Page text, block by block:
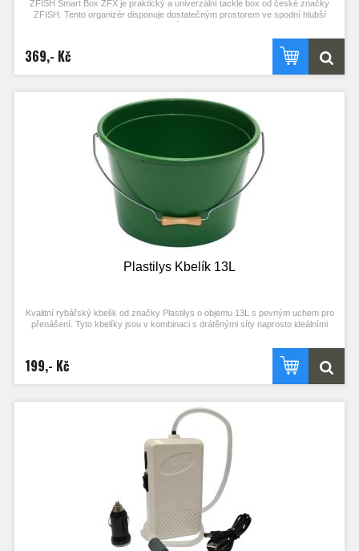
ZFISH Smart Box ZFX je praktický a univerzální tackle box od české značky
ZFISH. Tento organizér disponuje dostatečným prostorem ve spodní hlubší
vyjímatelných přepážek. Bezpečné uzavírání, nebo nechtěné otevření zajišťují
dva zavírací klipy a velice pevné panty, které dokonce dokážou udržet box
otevřený a usnadní Vám práci. Samotné víko boxu také funguje jako organizér a
se zkosenými a oblými hranami nejen skvěle vypadá, ale díky oblým tvarům je i
samotná manipulace mnohem příjemnější. Výborný dojem už jen podtrhují odolné
materiály a komponenty ve velmi elegantním, temně olivově zeleném provedení.
Díky své hloubce 6,5 cm se jedná spíše o kompaktnější box vhodný na kratší
• Kvalitní, kompaktní a praktický tackle box/organizér
• Spodní hlubší část s možností nastavení velikosti přihrádek díky vyjímatelným
• Samotné víko boxu také funguje jako organizér a disponuje 21-ti menšími
samostatně uzavíratelnými přihrádkami
• Bezpečné uzavírání, nebo nechtěné otevření zajišťují dva zavírací klipy a
velice pevné panty
• Moderní a čistý design v kombinaci s kvalitními materiály a komponenty v
temně olivově zeleném provedení
• Celkové rozměry: 240 x 120 x 70 mm
369,- Kč
Plastilys Kbelík 13L
Kvalitní rybářský kbelík od značky Plastilys o objemu 13L s pevným uchem pro
přenášení. Tyto kbelíky jsou v kombinaci s drátěnými síty naprosto ideálními
Skvělé s použitím drátěného síta pro přípravu a namíchání ideální
Vyrobeno ve Francii
199,- Kč